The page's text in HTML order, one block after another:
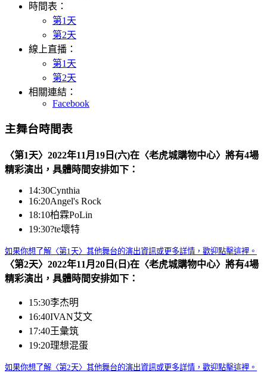
時間表：
第1天
第2天
線上直播：
第1天
第2天
相關連結：
Facebook
主舞台時間表
〈第1天〉2022年11月19日(六)在〈老虎城購物中心〉將有4場
精彩演出，具體時間安排如下：
14:30Cynthia
16:20Angel's Rock
18:10柏霖PoLin
19:30?te壞特
如果你想了解〈第1天〉其他舞台的演出資訊或更多詳情，歡迎點擊這裡。
〈第2天〉2022年11月20日(日)在〈老虎城購物中心〉將有4場
精彩演出，具體時間安排如下：
15:30李杰明
16:40IVAN艾文
17:40王彙筑
19:20理想混蛋
如果你想了解〈第2天〉其他舞台的演出資訊或更多詳情，歡迎點擊這裡。